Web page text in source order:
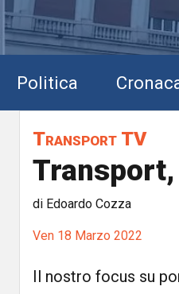
Politica
Transport TV
di Edoardo Cozza
Ven 18 Marzo 2022
Il nostro focus su